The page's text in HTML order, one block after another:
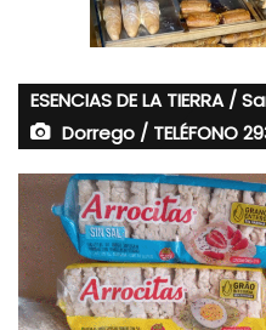
ESENCIAS DE LA TIERRA
Dorrego / TELÉFONO